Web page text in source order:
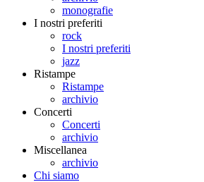
monografie
I nostri preferiti
rock
I nostri preferiti
jazz
Ristampe
Ristampe
archivio
Concerti
Concerti
archivio
Miscellanea
archivio
Chi siamo